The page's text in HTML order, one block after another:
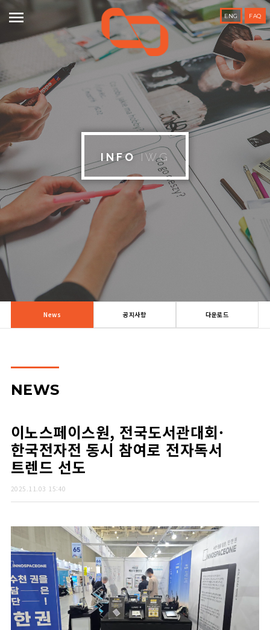
 ENG FAQ
INFOIWG
News 공지사항 다운로드
NEWS
이노스페이스원, 전국도서관대회·
한국전자전 동시 참여로 전자독서
트렌드 선도
2025.11.03 15:40